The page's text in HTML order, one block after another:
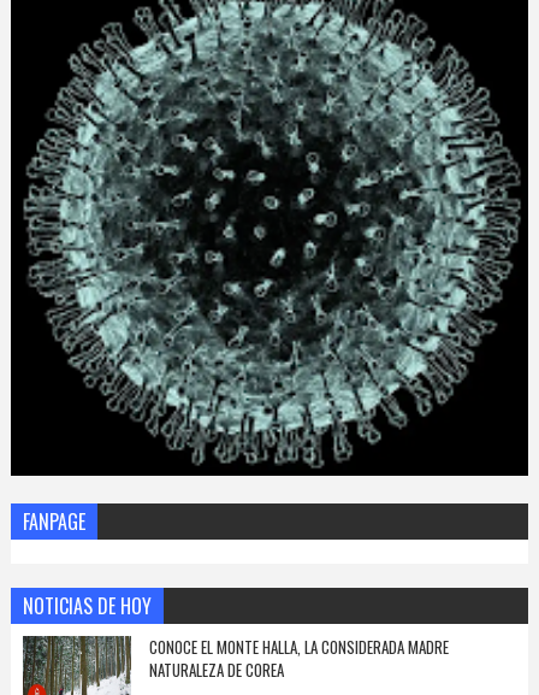
FANPAGE
NOTICIAS DE HOY
CONOCE EL MONTE HALLA, LA CONSIDERADA MADRE
NATURALEZA DE COREA